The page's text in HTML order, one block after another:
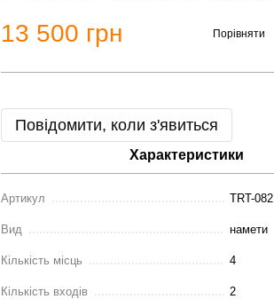
13 500 грн Порівняти
Повідомити, коли з'явиться
Характеристики
Артикул TRT-082
Вид намети
Кількість місць 4
Кількість входів 2